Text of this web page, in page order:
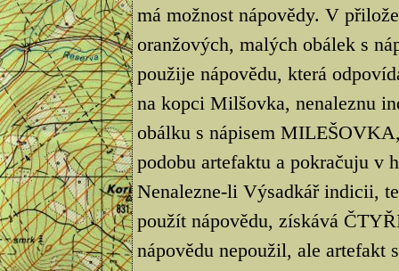
má možnost nápovědy. V
oranžových, malých obálek s
použije nápovědu, která
na kopci Milšovka, nenaleznu
obálku s nápisem
podobu artefaktu a pokračuju v
Nenalezne-li Výsadkář indicii,
použít nápovědu, získává
nápovědu nepoužil, ale artefakt